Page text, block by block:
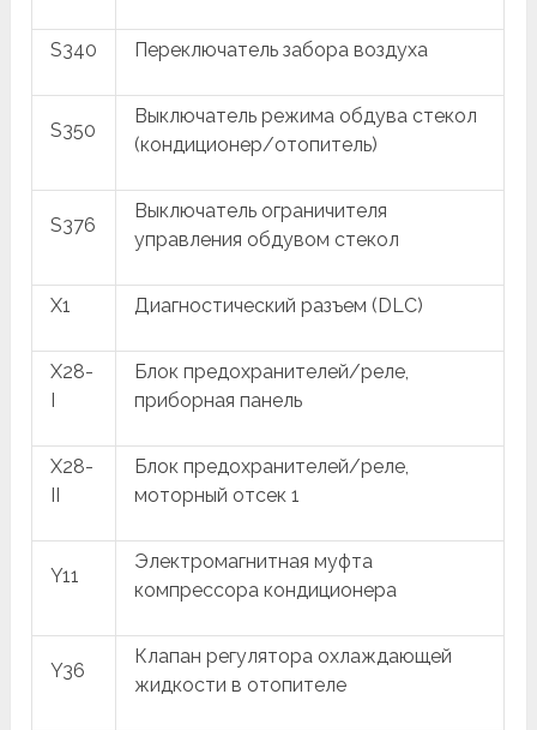
S340 Переключатель забора воздуха
S350
Выключатель режима обдува стекол
(кондиционер/отопитель)
S376
Выключатель ограничителя
управления обдувом стекол
X1 Диагностический разъем (DLC)
X28-
I
Блок предохранителей/реле,
приборная панель
X28-
II
Блок предохранителей/реле,
моторный отсек 1
Y11
Электромагнитная муфта
компрессора кондиционера
Y36
Клапан регулятора охлаждающей
жидкости в отопителе